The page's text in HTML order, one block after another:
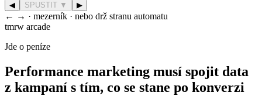
◀
SPUSTIT ▼ ▶
← → · mezerník · nebo drž stranu automatu
tmrw arcade
Jde o peníze
Performance marketing musí spojit data
z kampaní s tím, co se stane po konverzi